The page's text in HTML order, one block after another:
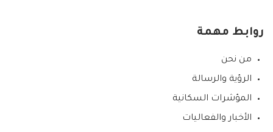
روابط مهمة
من نحن
الرؤية والرسالة
المؤشرات السكانية
الأخبار والفعاليات